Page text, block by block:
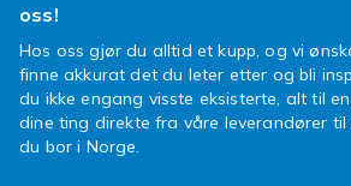
oss!
Hos oss gjør du alltid et kupp, og vi
finne akkurat det du leter etter og bli
du ikke engang visste eksisterte, alt til
dine ting direkte fra våre leverandører
du bor i Norge.